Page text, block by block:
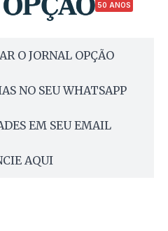
50 ANOS
O JORNAL OPÇÃO
NO SEU WHATSAPP
EM SEU EMAIL
AQUI